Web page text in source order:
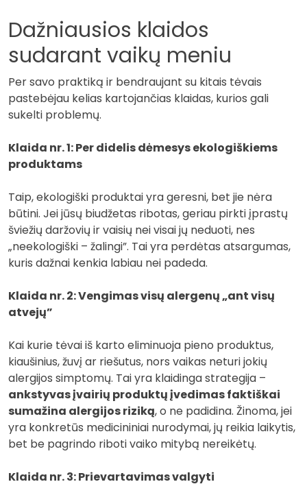
Dažniausios klaidos
sudarant vaikų meniu
Per savo praktiką ir bendraujant su kitais tėvais
pastebėjau kelias kartojančias klaidas, kurios gali
sukelti problemų.
Klaida nr. 1: Per didelis dėmesys ekologiškiems
produktams
Taip, ekologiški produktai yra geresni, bet jie nėra
būtini. Jei jūsų biudžetas ribotas, geriau pirkti įprastų
šviežių daržovių ir vaisių nei visai jų neduoti, nes
„neekologiški – žalingi”. Tai yra perdėtas atsargumas,
kuris dažnai kenkia labiau nei padeda.
Klaida nr. 2: Vengimas visų alergenų „ant visų
atvejų”
Kai kurie tėvai iš karto eliminuoja pieno produktus,
kiaušinius, žuvį ar riešutus, nors vaikas neturi jokių
alergijos simptomų. Tai yra klaidinga strategija –
ankstyvas įvairių produktų įvedimas faktiškai
sumažina alergijos riziką, o ne padidina. Žinoma, jei
yra konkretūs medicininiai nurodymai, jų reikia laikytis,
bet be pagrindo riboti vaiko mitybą nereikėtų.
Klaida nr. 3: Prievartavimas valgyti